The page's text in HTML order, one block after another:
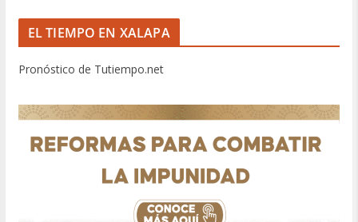
EL TIEMPO EN XALAPA
Pronóstico de Tutiempo.net